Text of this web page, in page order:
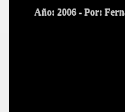
Año: 2006 - Por: